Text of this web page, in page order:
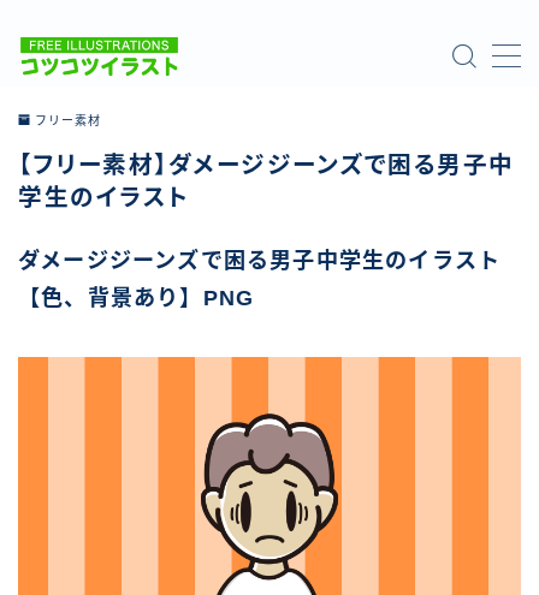
ホーム
お問い合わせ
フリー素材
【フリー素材】ダメージジーンズで困る男子中
学生のイラスト
ダメージジーンズで困る男子中学生のイラスト
【色、背景あり】PNG